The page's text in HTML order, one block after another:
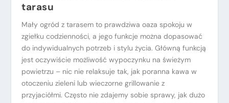
tarasu
Mały ogród z tarasem to prawdziwa oaza spokoju w
zgiełku codzienności, a jego funkcje można dopasować
do indywidualnych potrzeb i stylu życia. Główną funkcją
jest oczywiście możliwość wypoczynku na świeżym
powietrzu – nic nie relaksuje tak, jak poranna kawa w
otoczeniu zieleni lub wieczorne grillowanie z
przyjaciółmi. Często nie zdajemy sobie sprawy, jak dużo